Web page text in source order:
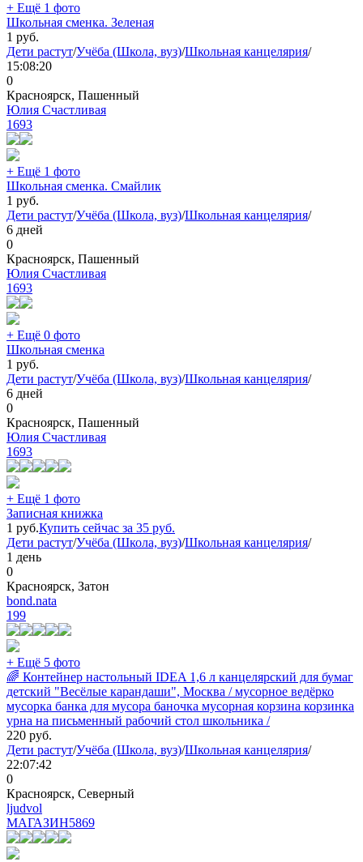
+ Ещё 1 фото
Школьная сменка. Зеленая
1 руб.
Дети растут/Учёба (Школа, вуз)/Школьная канцелярия/
15:08:20
0
Красноярск, Пашенный
Юлия Счастливая
1693
+ Ещё 1 фото
Школьная сменка. Смайлик
1 руб.
Дети растут/Учёба (Школа, вуз)/Школьная канцелярия/
6 дней
0
Красноярск, Пашенный
Юлия Счастливая
1693
+ Ещё 0 фото
Школьная сменка
1 руб.
Дети растут/Учёба (Школа, вуз)/Школьная канцелярия/
6 дней
0
Красноярск, Пашенный
Юлия Счастливая
1693
+ Ещё 1 фото
Записная книжка
1 руб.Купить сейчас за 35 руб.
Дети растут/Учёба (Школа, вуз)/Школьная канцелярия/
1 день
0
Красноярск, Затон
bond.nata
199
+ Ещё 5 фото
🌈 Контейнер настольный IDEA 1,6 л канцелярский для бумаг
детский "Весёлые карандаши", Москва / мусорное ведёрко
мусорка банка для мусора баночка мусорная корзина корзинка
урна на письменный рабочий стол школьника /
220 руб.
Дети растут/Учёба (Школа, вуз)/Школьная канцелярия/
22:07:42
0
Красноярск, Северный
ljudvol
МАГАЗИН5869